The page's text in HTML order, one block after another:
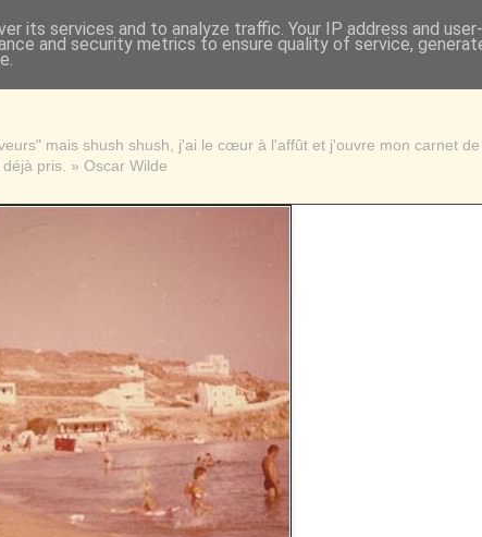
mais shush shush, j'ai le cœur à l'affût et j'ouvre mon carnet
pris. » Oscar Wilde
its services and to analyze traffic. Your IP address and
and security metrics to ensure quality of service,